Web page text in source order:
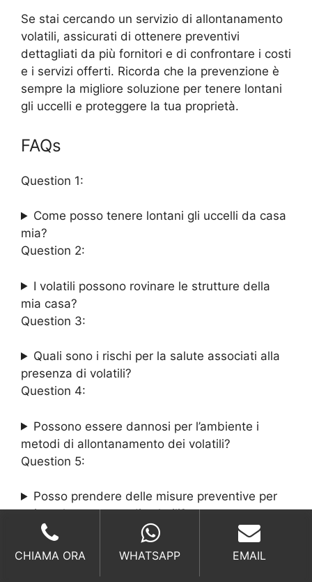
Se stai cercando un servizio di allontanamento
volatili, assicurati di ottenere preventivi
dettagliati da più fornitori e di confrontare i costi
e i servizi offerti. Ricorda che la prevenzione è
sempre la migliore soluzione per tenere lontani
gli uccelli e proteggere la tua proprietà.
FAQs
Question 1:
Come posso tenere lontani gli uccelli da casa
mia?
Question 2:
I volatili possono rovinare le strutture della
mia casa?
Question 3:
Quali sono i rischi per la salute associati alla
presenza di volatili?
Question 4:
Possono essere dannosi per l’ambiente i
metodi di allontanamento dei volatili?
Question 5:
Posso prendere delle misure preventive per
evitare la presenza di volatili?
ALCUNI DEI NOSTRI SERVIZI:
CHIAMA ORA WHATSAPP EMAIL